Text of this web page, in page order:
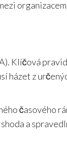
Klíčová
házet z
časového
a